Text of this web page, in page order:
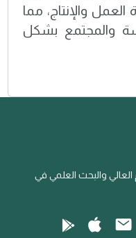
والإنتاج، مما
والمجتمع بشكل
العالي والبحث العلمي في